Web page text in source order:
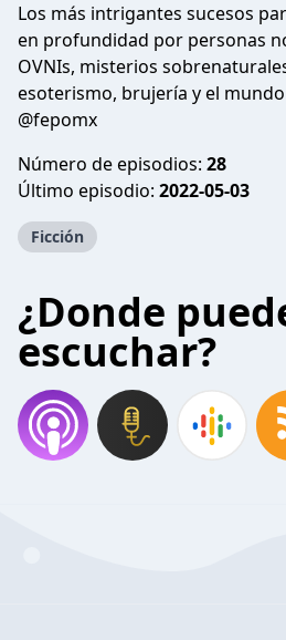
Los más intrigantes sucesos
en profundidad por personas
OVNIs, misterios
esoterismo, brujería y el
@fepomx
Número de episodios: 28
Último episodio: 2022-05-03
Ficción
¿Donde
escuchar?